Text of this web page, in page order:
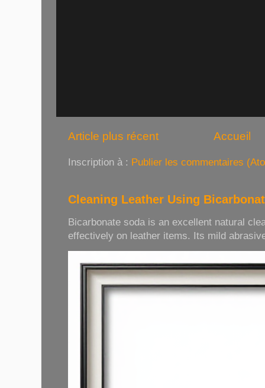
Article plus récent Accueil
Inscription à : Publier les commentaires
Cleaning Leather Using
Bicarbonate soda is an excellent natural
effectively on leather items. Its mild